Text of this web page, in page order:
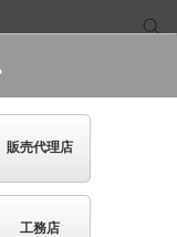
との組み合わせ)
販売代理店
工務店